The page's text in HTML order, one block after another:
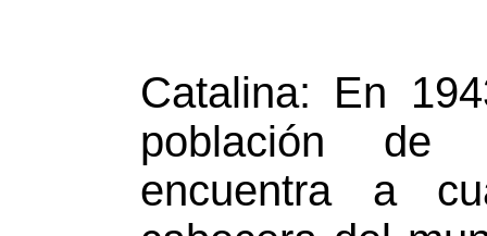
Catalina: En
población de
encuentra a